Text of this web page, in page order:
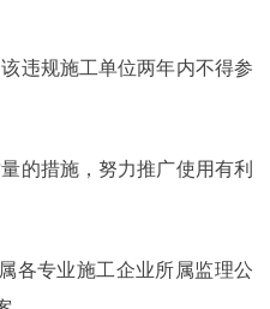
违规施工单位两年内不得参
措施，努力推广使用有利
专业施工企业所属监理公